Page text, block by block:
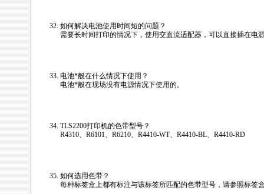
如何解决电池使用时间短的问题？
需要长时间打印的情况下，使用交直流适配器，可以直接插在电源
电池*般在什么情况下使用？
电池*般在现场没有电源情况下使用的。
TLS2200打印机的色带型号？
R4310、R6101、R6210、R4410-WT、R4410-BL、R4410-RD
如何选用色带？
每种标签盒上都有标注与该标签所匹配的色带型号，请参照标签盒